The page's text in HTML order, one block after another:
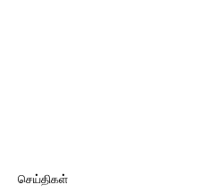
செய்திகள்